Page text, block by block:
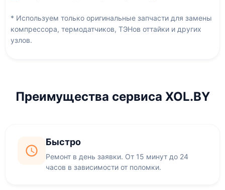
* Используем только оригинальные запчасти для замены
компрессора, термодатчиков, ТЭНов оттайки и других
узлов.
Преимущества сервиса XOL.BY
Быстро
Ремонт в день заявки. От 15 минут до 24
часов в зависимости от поломки.